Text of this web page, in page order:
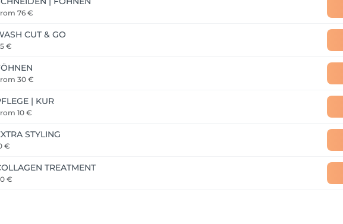
76 €
CUT & GO
€
30 €
| KUR
10 €
STYLING
€
TREATMENT
€